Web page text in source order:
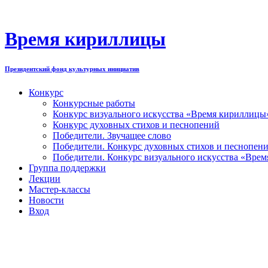
содержимому
Время кириллицы
Президентский фонд культурных инициатив
Конкурс
Конкурсные работы
Конкурс визуального искусства «Время
Конкурс духовных стихов и песнопений
Победители. Звучащее слово
Победители. Конкурс духовных стихов и
Победители. Конкурс визуального искусства
Группа поддержки
Лекции
Мастер-классы
Новости
Вход